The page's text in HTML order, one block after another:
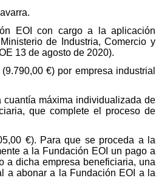
EOI con cargo a la aplicación
de Industria, Comercio y
13 de agosto de 2020).
€) por empresa industrial
máxima individualizada de
que complete el proceso de
€). Para que se proceda a la
a la Fundación EOI un pago a
a dicha empresa beneficiaria, una
a abonar a la Fundación EOI a la